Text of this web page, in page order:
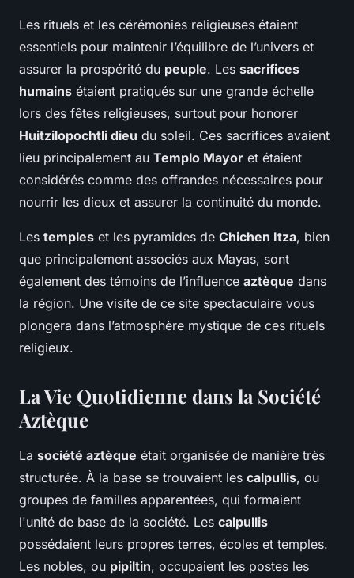
Les rituels et les cérémonies religieuses étaient
essentiels pour maintenir l’équilibre de l’univers et
assurer la prospérité du peuple. Les sacrifices
humains étaient pratiqués sur une grande échelle
lors des fêtes religieuses, surtout pour honorer
Huitzilopochtli dieu du soleil. Ces sacrifices avaient
lieu principalement au Templo Mayor et étaient
considérés comme des offrandes nécessaires pour
nourrir les dieux et assurer la continuité du monde.
Les temples et les pyramides de Chichen Itza, bien
que principalement associés aux Mayas, sont
également des témoins de l’influence aztèque dans
la région. Une visite de ce site spectaculaire vous
plongera dans l’atmosphère mystique de ces rituels
religieux.
La Vie Quotidienne dans la Société
Aztèque
La société aztèque était organisée de manière très
structurée. À la base se trouvaient les calpullis, ou
groupes de familles apparentées, qui formaient
l'unité de base de la société. Les calpullis
possédaient leurs propres terres, écoles et temples.
Les nobles, ou pipiltin, occupaient les postes les